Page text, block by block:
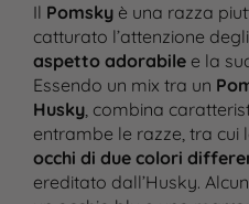
Il Pomskyè una razza
catturato l’attenzione
aspetto adorabilee la
Essendo un mix tra un
Husky, combina
entrambe le razze, tra cui
occhi di due colori
ereditato dall’Husky.